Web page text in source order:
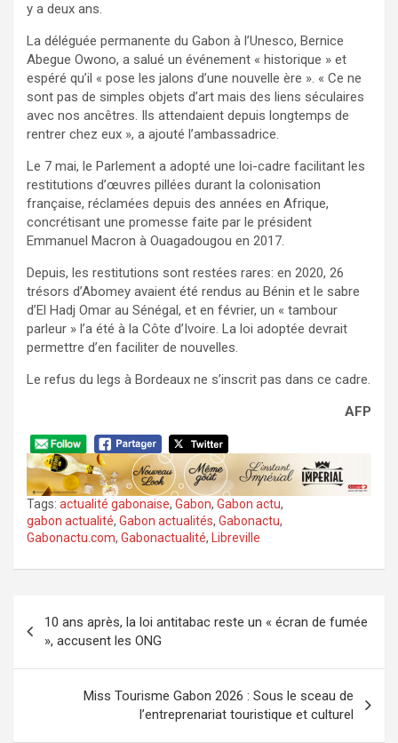
y a deux ans.
La déléguée permanente du Gabon à l’Unesco, Bernice
Abegue Owono, a salué un événement « historique » et
espéré qu’il « pose les jalons d’une nouvelle ère ». « Ce ne
sont pas de simples objets d’art mais des liens séculaires
avec nos ancêtres. Ils attendaient depuis longtemps de
rentrer chez eux », a ajouté l’ambassadrice.
Le 7 mai, le Parlement a adopté une loi-cadre facilitant les
restitutions d’œuvres pillées durant la colonisation
française, réclamées depuis des années en Afrique,
concrétisant une promesse faite par le président
Emmanuel Macron à Ouagadougou en 2017.
Depuis, les restitutions sont restées rares: en 2020, 26
trésors d’Abomey avaient été rendus au Bénin et le sabre
d’El Hadj Omar au Sénégal, et en février, un « tambour
parleur » l’a été à la Côte d’Ivoire. La loi adoptée devrait
permettre d’en faciliter de nouvelles.
Le refus du legs à Bordeaux ne s’inscrit pas dans ce cadre.
AFP
Tags: actualité gabonaise, Gabon, Gabon actu,
gabon actualité, Gabon actualités, Gabonactu,
Gabonactu.com, Gabonactualité, Libreville
de
l’article
10 ans après, la loi antitabac reste un « écran de fumée
», accusent les ONG
Miss Tourisme Gabon 2026 : Sous le sceau de
l’entreprenariat touristique et culturel